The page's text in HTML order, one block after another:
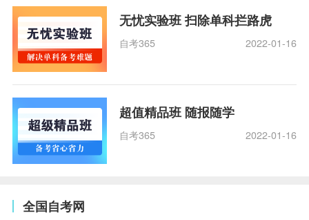
无忧实验班 扫除单科拦路虎
自考365 2022-01-16
超值精品班 随报随学
自考365 2022-01-16
全国自考网